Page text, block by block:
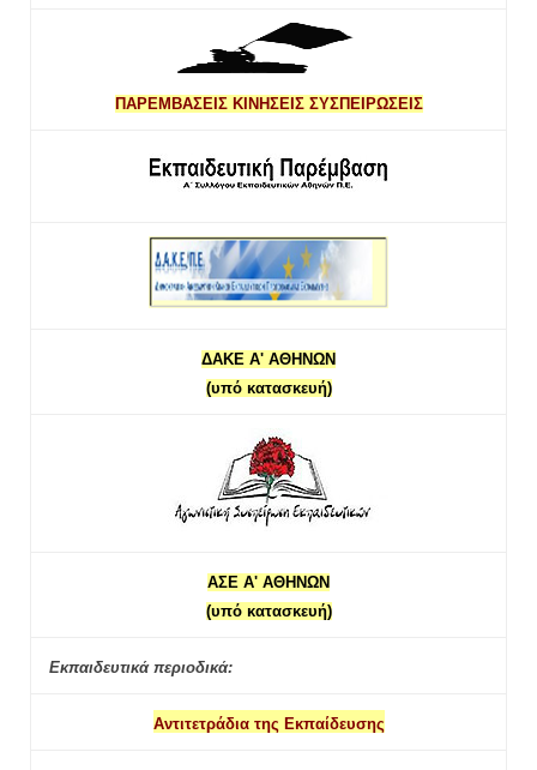
ΠΑΡΕΜΒΑΣΕΙΣ ΚΙΝΗΣΕΙΣ ΣΥΣΠΕΙΡΩΣΕΙΣ
ΔΑΚΕ Α' ΑΘΗΝΩΝ
(υπό κατασκευή)
ΑΣΕ Α' ΑΘΗΝΩΝ
(υπό κατασκευή)
Εκπαιδευτικά περιοδικά:
Αντιτετράδια της Εκπαίδευσης